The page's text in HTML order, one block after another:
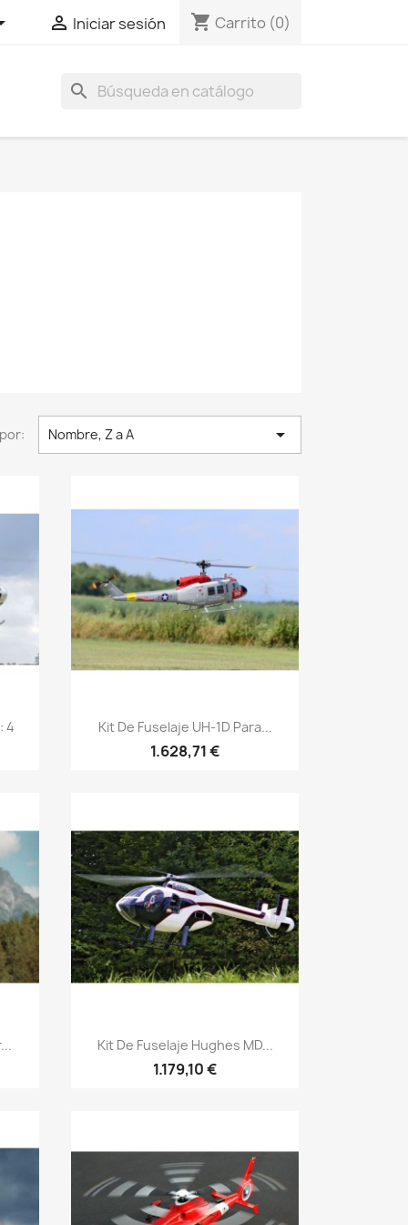
 Iniciar sesión shopping_cart Carrito (0)
search
Nombre, Z a A 
4 Vista rápida
Kit De Fuselaje UH-1D Para...
1.628,71 €
Vista rápida
Kit De Fuselaje Hughes MD...
1.179,10 €